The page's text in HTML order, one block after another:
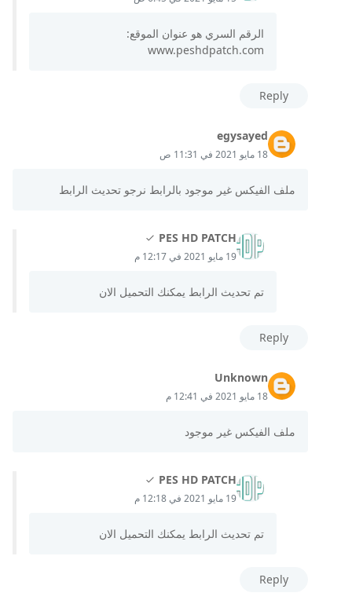
الرقم السري هو عنوان الموقع:
www.peshdpatch.com
Reply
egysayed
18 مايو 2021 في 11:31 ص
ملف الفيكس غير موجود بالرابط نرجو تحديث الرابط
PES HD PATCH
19 مايو 2021 في 12:17 م
تم تحديث الرابط يمكنك التحميل الان
Reply
Unknown
18 مايو 2021 في 12:41 م
ملف الفيكس غير موجود
PES HD PATCH
19 مايو 2021 في 12:18 م
تم تحديث الرابط يمكنك التحميل الان
Reply